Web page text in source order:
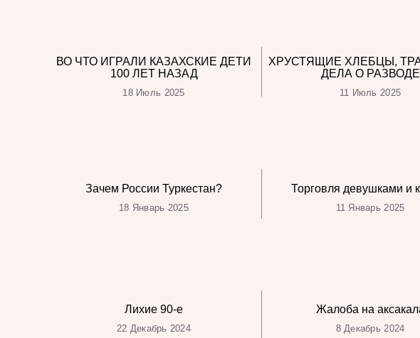
ВО ЧТО ИГРАЛИ КАЗАХСКИЕ ДЕТИ
100 ЛЕТ НАЗАД
18 Июль 2025
ХРУСТЯЩИЕ ХЛЕБЦЫ,
ДЕЛА О РАЗВОДЕ
11 Июль 2025
Зачем России Туркестан?
18 Январь 2025
Торговля девушками и
11 Январь 2025
Лихие 90-е
22 Декабрь 2024
Жалоба на
8 Декабрь 2024